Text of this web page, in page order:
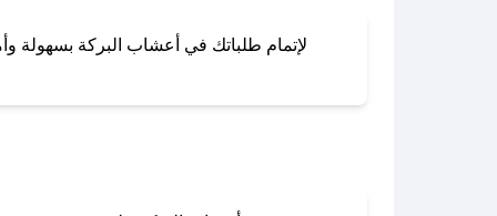
لإتمام طلباتك في أعشاب البركة بسهولة